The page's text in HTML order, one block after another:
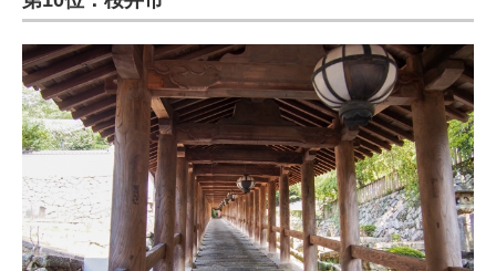
ITの今と未来を見通す
スマホと通信の最新トレンド
進化するPCとデバイスの未来
好きが集まる 比べて選べる
ビジネスと働き方のヒント
AI活用のいまが分かる